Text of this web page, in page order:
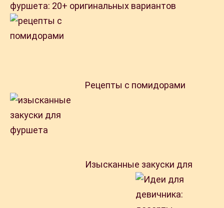
фуршета: 20+ оригинальных вариантов
Рецепты с помидорами
Изысканные закуски для